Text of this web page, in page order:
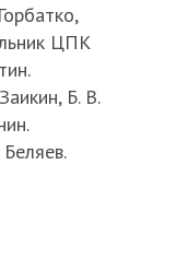
ЦПК
Б. В.